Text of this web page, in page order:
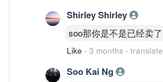
Shirley Shirley
soo那你是不是已经卖了
Like · 3 months · translate
Soo Kai Ng